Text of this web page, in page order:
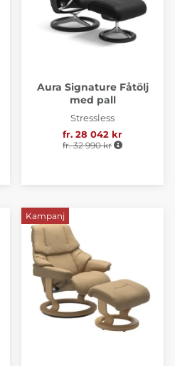
Aura Signature Fåtölj
med pall
Stressless
fr. 28 042 krOrdinarie pris:
fr. 32 990 kr
Kampanj